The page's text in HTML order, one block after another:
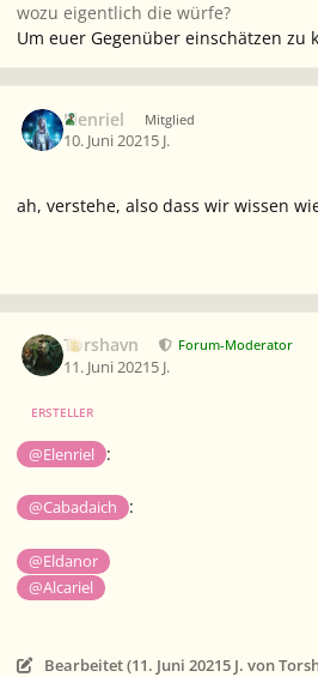
wozu eigentlich die würfe?
Um euer Gegenüber einschätzen zu
Elenriel Mitglied
10. Juni 20215 J.
ah, verstehe, also dass wir wissen
Torshavn Forum-Moderator
11. Juni 20215 J.
ERSTELLER
@Elenriel :
@Cabadaich :
@Eldanor
@Alcariel
Bearbeitet (11. Juni 20215 J. von